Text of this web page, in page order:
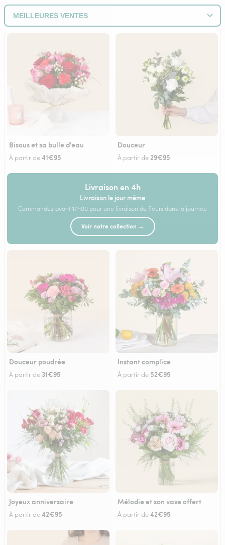
Bisous et sa bulle d'eau
À partir de41€95
Douceur
À partir de29€95
Livraison en 4h
Livraison le jour même
Commandez avant 17h00 pour une livraison de fleurs dans la journée
Voir notre collection →
Douceur poudrée
À partir de 31€95
Instant complice
À partir de 52€95
Joyeux anniversaire
À partir de42€95
Mélodie et son vase offert
À partir de42€95